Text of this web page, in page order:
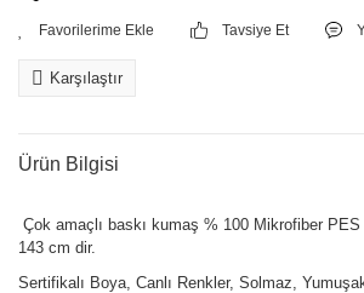
Tavsiye Et
Karşılaştır
Ürün Bilgisi
Çok amaçlı baskı kumaş % 100 Mikrofiber
143 cm dir.
Sertifikalı Boya, Canlı Renkler, Solmaz,